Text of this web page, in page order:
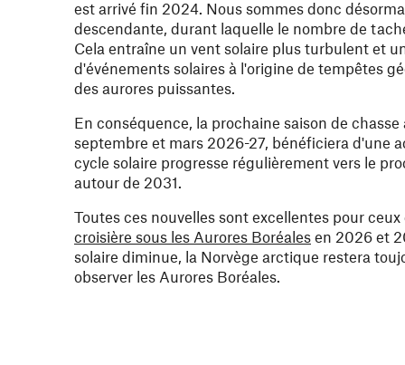
est arrivé fin 2024. Nous sommes donc
descendante, durant laquelle le nombre de
Cela entraîne un vent solaire plus turbulent et
d'événements solaires à l'origine de tempêtes
des aurores puissantes.
En conséquence, la prochaine saison de
septembre et mars 2026-27, bénéficiera d'une
cycle solaire progresse régulièrement vers le
autour de 2031.
Toutes ces nouvelles sont excellentes pour
croisière sous les Aurores Boréales en 2026 et
solaire diminue, la Norvège arctique restera
observer les Aurores Boréales.